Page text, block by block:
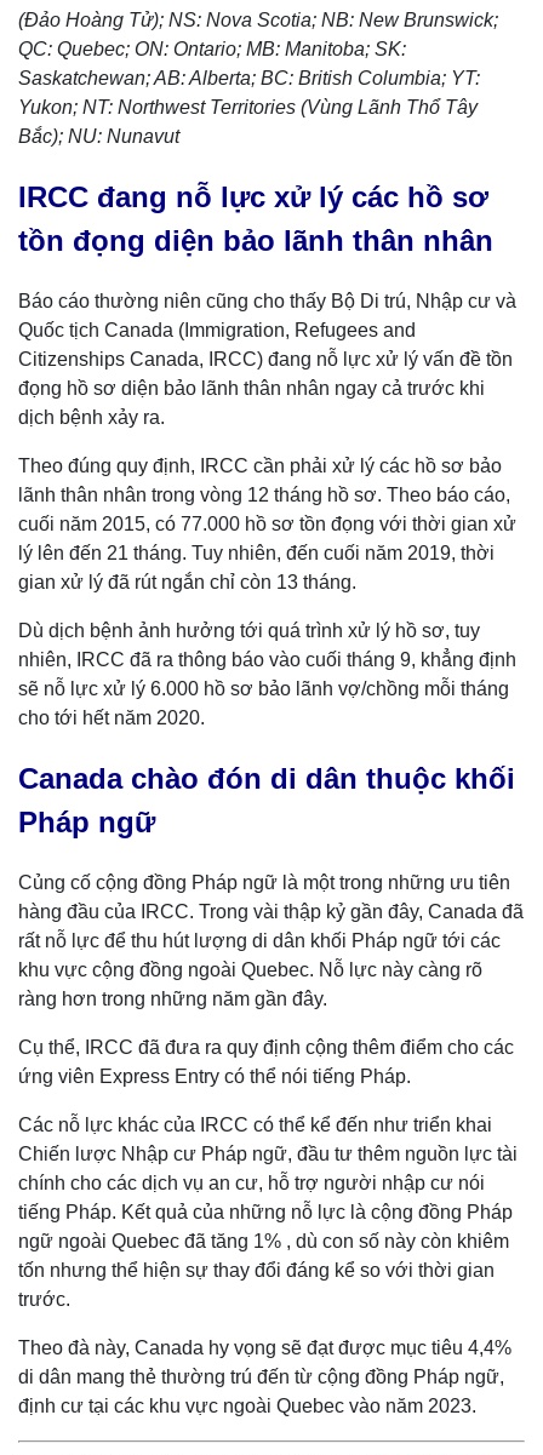
(Đảo Hoàng Tử); NS: Nova Scotia; NB: New Brunswick;
QC: Quebec; ON: Ontario; MB: Manitoba; SK:
Saskatchewan; AB: Alberta; BC: British Columbia; YT:
Yukon; NT: Northwest Territories (Vùng Lãnh Thổ Tây
Bắc); NU: Nunavut
IRCC đang nỗ lực xử lý các hồ sơ
tồn đọng diện bảo lãnh thân nhân
Báo cáo thường niên cũng cho thấy Bộ Di trú, Nhập cư và
Quốc tịch Canada (Immigration, Refugees and
Citizenships Canada, IRCC) đang nỗ lực xử lý vấn đề tồn
đọng hồ sơ diện bảo lãnh thân nhân ngay cả trước khi
dịch bệnh xảy ra.
Theo đúng quy định, IRCC cần phải xử lý các hồ sơ bảo
lãnh thân nhân trong vòng 12 tháng hồ sơ. Theo báo cáo,
cuối năm 2015, có 77.000 hồ sơ tồn đọng với thời gian xử
lý lên đến 21 tháng. Tuy nhiên, đến cuối năm 2019, thời
gian xử lý đã rút ngắn chỉ còn 13 tháng.
Dù dịch bệnh ảnh hưởng tới quá trình xử lý hồ sơ, tuy
nhiên, IRCC đã ra thông báo vào cuối tháng 9, khẳng định
sẽ nỗ lực xử lý 6.000 hồ sơ bảo lãnh vợ/chồng mỗi tháng
cho tới hết năm 2020.
Canada chào đón di dân thuộc khối
Pháp ngữ
Củng cố cộng đồng Pháp ngữ là một trong những ưu tiên
hàng đầu của IRCC. Trong vài thập kỷ gần đây, Canada đã
rất nỗ lực để thu hút lượng di dân khối Pháp ngữ tới các
khu vực cộng đồng ngoài Quebec. Nỗ lực này càng rõ
ràng hơn trong những năm gần đây.
Cụ thể, IRCC đã đưa ra quy định cộng thêm điểm cho các
ứng viên Express Entry có thể nói tiếng Pháp.
Các nỗ lực khác của IRCC có thể kể đến như triển khai
Chiến lược Nhập cư Pháp ngữ, đầu tư thêm nguồn lực tài
chính cho các dịch vụ an cư, hỗ trợ người nhập cư nói
tiếng Pháp. Kết quả của những nỗ lực là cộng đồng Pháp
ngữ ngoài Quebec đã tăng 1% , dù con số này còn khiêm
tốn nhưng thể hiện sự thay đổi đáng kể so với thời gian
trước.
Theo đà này, Canada hy vọng sẽ đạt được mục tiêu 4,4%
di dân mang thẻ thường trú đến từ cộng đồng Pháp ngữ,
định cư tại các khu vực ngoài Quebec vào năm 2023.